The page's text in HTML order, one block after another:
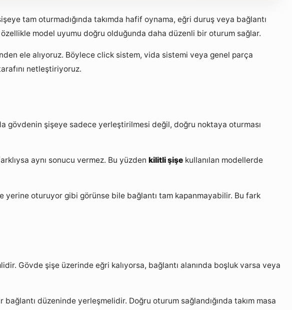
tam oturmadığında takımda hafif oynama, eğri duruş veya bağlantı
model uyumu doğru olduğunda daha düzenli bir oturum sağlar.
ele alıyoruz. Böylece click sistem, vida sistemi veya genel parça
netleştiriyoruz.
gövdenin şişeye sadece yerleştirilmesi değil, doğru noktaya oturması
aynı sonucu vermez. Bu yüzden kilitli şişe kullanılan modellerde
yerine oturuyor gibi görünse bile bağlantı tam kapanmayabilir. Bu fark
Gövde şişe üzerinde eğri kalıyorsa, bağlantı alanında boşluk varsa veya
düzeninde yerleşmelidir. Doğru oturum sağlandığında takım masa